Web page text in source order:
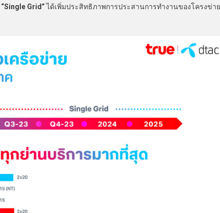
“Single Grid”ได้เพิ่มประสิทธิภาพการประสานการทำงานของโครงข่าย